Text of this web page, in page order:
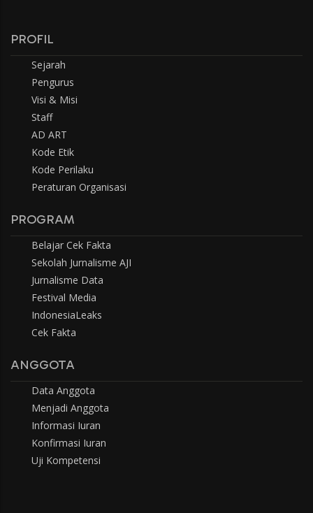
PROFIL
Sejarah
Pengurus
Visi & Misi
Staff
AD ART
Kode Etik
Kode Perilaku
Peraturan Organisasi
PROGRAM
Belajar Cek Fakta
Sekolah Jurnalisme AJI
Jurnalisme Data
Festival Media
IndonesiaLeaks
Cek Fakta
ANGGOTA
Data Anggota
Menjadi Anggota
Informasi Iuran
Konfirmasi Iuran
Uji Kompetensi